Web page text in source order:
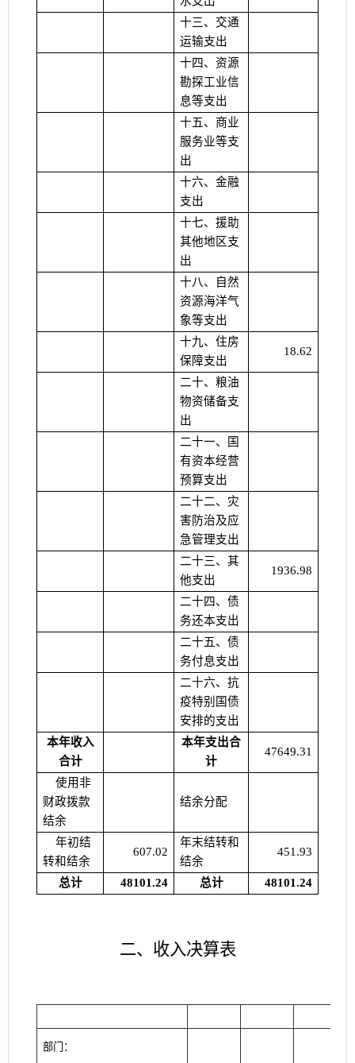
十三、交通
运输支出
十四、资源
勘探工业信
息等支出
十五、商业
服务业等支
出
十六、金融
支出
十七、援助
其他地区支
出
十八、自然
资源海洋气
象等支出
十九、住房
保障支出
18.62
二十、粮油
物资储备支
出
二十一、国
有资本经营
预算支出
二十二、灾
害防治及应
急管理支出
二十三、其
他支出
1936.98
二十四、债
务还本支出
二十五、债
务付息支出
二十六、抗
疫特别国债
安排的支出
本年收入
合计
本年支出合
计
47649.31
使用非
财政拨款
结余
结余分配
年初结
转和结余
607.02
年末结转和
结余
451.93
总计 48101.24 总计 48101.24
二、收入决算表
部门：